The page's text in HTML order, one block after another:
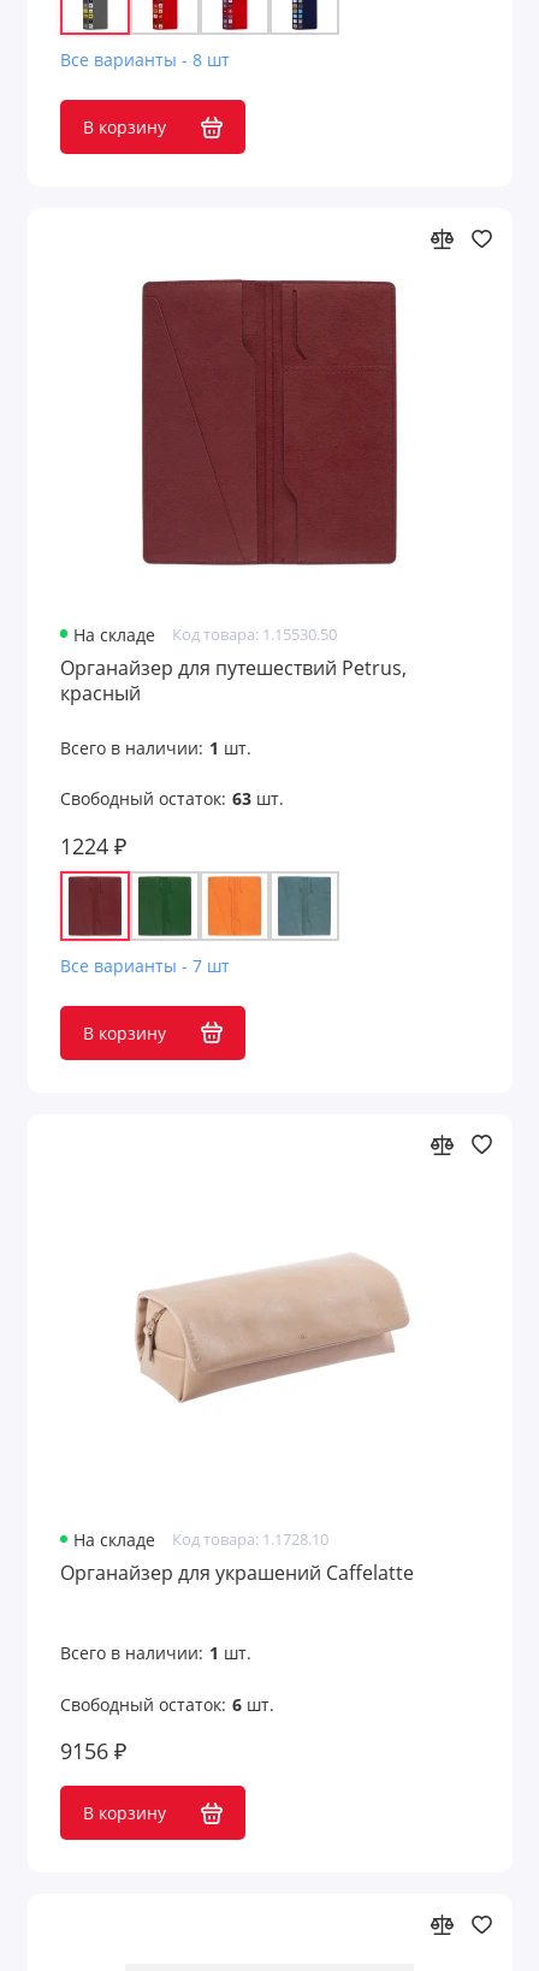
Все варианты - 8 шт
В корзину
На складе Код товара: 1.15530.50
Органайзер для путешествий Petrus,
красный
Всего в наличии: 1 шт.
Свободный остаток: 63шт.
1224 ₽
Все варианты - 7 шт
В корзину
На складе Код товара: 1.1728.10
Органайзер для украшений Caffelatte
Всего в наличии: 1 шт.
Свободный остаток: 6шт.
9156 ₽
В корзину